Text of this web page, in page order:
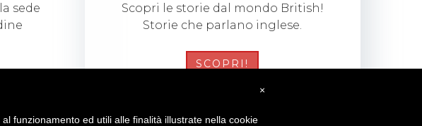
sede
Scopri le storie dal mondo British!
Storie che parlano inglese.
SCOPRI!
×
funzionamento ed utili alle finalità illustrate nella cookie